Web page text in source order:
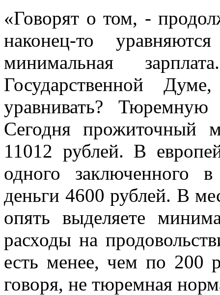
«Говорят о том, -
наконец-то
минимальная
Государственной
уравнивать?
Сегодня прожиточный
11012 рублей. В
одного заключенного
деньги 4600 рублей. В
опять выделяете
расходы на
есть менее, чем по 200
говоря, не тюремная